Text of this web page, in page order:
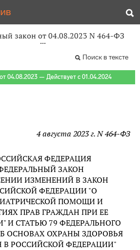
закон от 04.08.2023 N 464-ФЗ
Поиск в тексте
04.08.2023 — Действует с 01.04.2024
4 августа 2023 г. N 464-ФЗ
ФЕДЕРАЦИЯ
ЗАКОН
ИЗМЕНЕНИЙ В ЗАКОН
ФЕДЕРАЦИИ "О
ПОМОЩИ И
ПРАВ ГРАЖДАН ПРИ ЕЕ
И СТАТЬЮ 79 ФЕДЕРАЛЬНОГО
ОСНОВАХ ОХРАНЫ ЗДОРОВЬЯ
В РОССИЙСКОЙ ФЕДЕРАЦИИ"